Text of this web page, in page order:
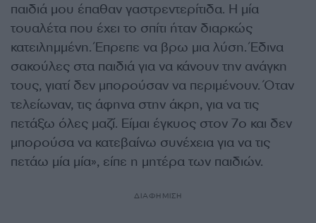
παιδιά μου έπαθαν γαστρεντερίτιδα. Η μία
τουαλέτα που έχει το σπίτι ήταν διαρκώς
κατειλημμένη. Έπρεπε να βρω μια λύση. Έδινα
σακούλες στα παιδιά για να κάνουν την ανάγκη
τους, γιατί δεν μπορούσαν να περιμένουν. Όταν
τελείωναν, τις άφηνα στην άκρη, για να τις
πετάξω όλες μαζί. Είμαι έγκυος στον 7ο και δεν
μπορούσα να κατεβαίνω συνέχεια για να τις
πετάω μία μία», είπε η μητέρα των παιδιών.
ΔΙΑΦΗΜΙΣΗ